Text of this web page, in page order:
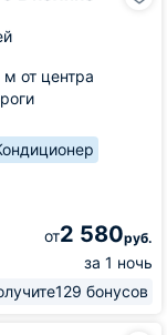
от центра
от2 580руб.
за 1 ночь
129 бонусов